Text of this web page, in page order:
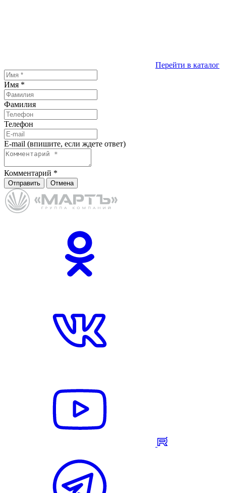
Перейти в каталог
Имя *
Фамилия
Телефон
E-mail (впишите, если ждете ответ)
Комментарий *
Отправить Отмена